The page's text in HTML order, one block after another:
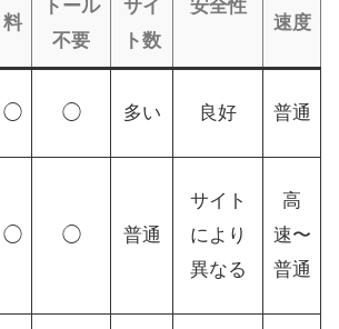
料
トール
不要
サイ
ト数
安全性
速度
◯ ◯ 多い 良好 普通
◯ ◯ 普通
サイト
により
異なる
高
速〜
普通